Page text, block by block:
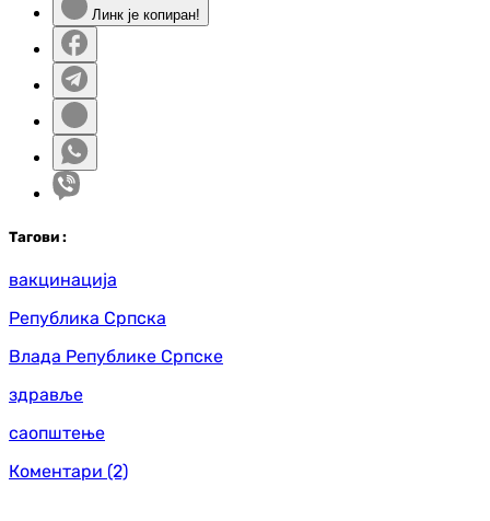
Линк је копиран!
Тагови :
вакцинација
Република Српска
Влада Републике Српске
здравље
саопштење
Коментари (2)